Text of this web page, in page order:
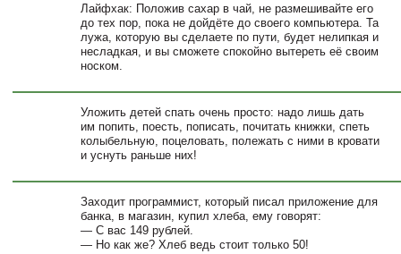
Лайфхак: Положив сахар в чай, не размешивайте его
до тех пор, пока не дойдёте до своего компьютера. Та
лужа, которую вы сделаете по пути, будет нелипкая и
несладкая, и вы сможете спокойно вытереть её своим
носком.
Уложить детей спать очень просто: надо лишь дать
им попить, поесть, пописать, почитать книжки, спеть
колыбельную, поцеловать, полежать с ними в кровати
и уснуть раньше них!
Заходит программист, который писал приложение для
банка, в магазин, купил хлеба, ему говорят:
— С вас 149 рублей.
— Но как же? Хлеб ведь стоит только 50!